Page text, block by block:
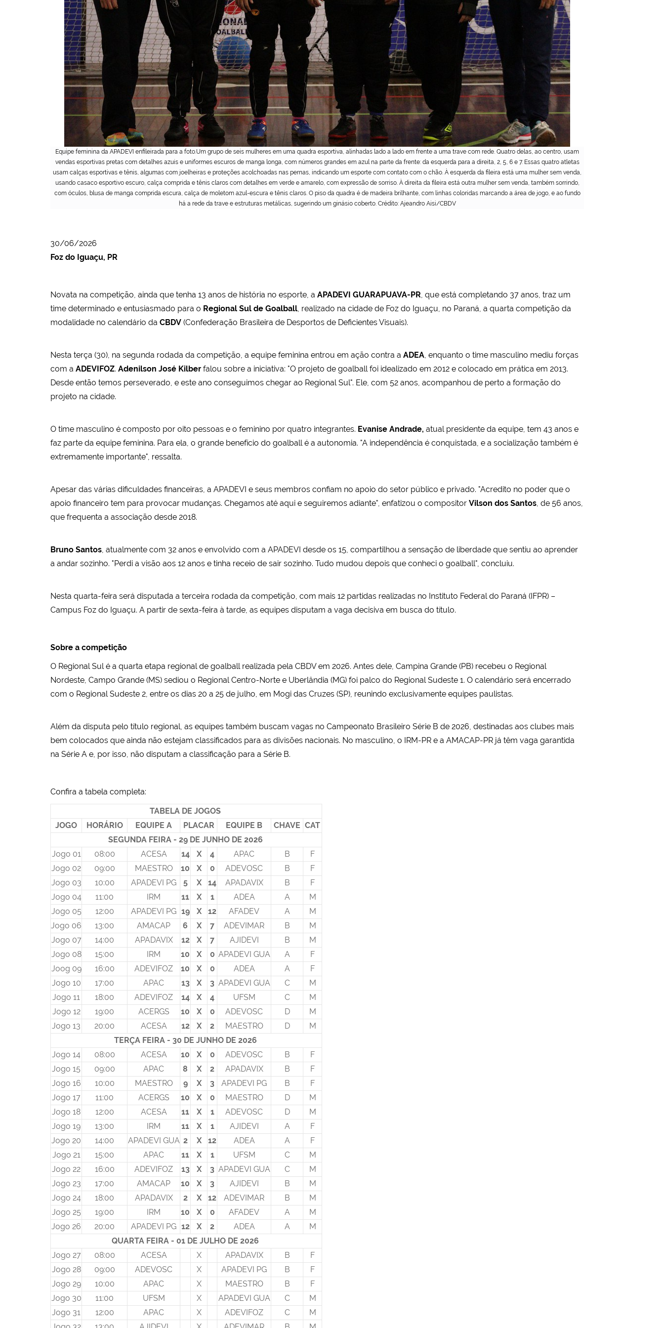
Equipe feminina da APADEVI enfileirada para a foto.Um grupo de seis mulheres em uma quadra esportiva, alinhadas lado a lado em frente a uma trave com rede. Quatro delas, ao centro, usam
vendas esportivas pretas com detalhes azuis e uniformes escuros de manga longa, com números grandes em azul na parte da frente: da esquerda para a direita, 2, 5, 6 e 7. Essas quatro atletas
usam calças esportivas e tênis, algumas com joelheiras e proteções acolchoadas nas pernas, indicando um esporte com contato com o chão. À esquerda da fileira está uma mulher sem venda,
usando casaco esportivo escuro, calça comprida e tênis claros com detalhes em verde e amarelo, com expressão de sorriso. À direita da fileira está outra mulher sem venda, também sorrindo,
com óculos, blusa de manga comprida escura, calça de moletom azul-escura e tênis claros. O piso da quadra é de madeira brilhante, com linhas coloridas marcando a área de jogo, e ao fundo
há a rede da trave e estruturas metálicas, sugerindo um ginásio coberto. Crédito: Ajeandro Aisi/CBDV
30/06/2026
Foz do Iguaçu, PR
Novata na competição, ainda que tenha 13 anos de história no esporte, a APADEVI GUARAPUAVA-PR, que está completando 37 anos, traz um
time determinado e entusiasmado para o Regional Sul de Goalball, realizado na cidade de Foz do Iguaçu, no Paraná, a quarta competição da
modalidade no calendário da CBDV (Confederação Brasileira de Desportos de Deficientes Visuais).
Nesta terça (30), na segunda rodada da competição, a equipe feminina entrou em ação contra a ADEA, enquanto o time masculino mediu forças
com a ADEVIFOZ. Adenilson José Kilber falou sobre a iniciativa: "O projeto de goalball foi idealizado em 2012 e colocado em prática em 2013.
Desde então temos perseverado, e este ano conseguimos chegar ao Regional Sul". Ele, com 52 anos, acompanhou de perto a formação do
projeto na cidade.
O time masculino é composto por oito pessoas e o feminino por quatro integrantes. Evanise Andrade, atual presidente da equipe, tem 43 anos e
faz parte da equipe feminina. Para ela, o grande benefício do goalball é a autonomia. "A independência é conquistada, e a socialização também é
extremamente importante", ressalta.
Apesar das várias dificuldades financeiras, a APADEVI e seus membros confiam no apoio do setor público e privado. "Acredito no poder que o
apoio financeiro tem para provocar mudanças. Chegamos até aqui e seguiremos adiante", enfatizou o compositor Vilson dos Santos, de 56 anos,
que frequenta a associação desde 2018.
Bruno Santos, atualmente com 32 anos e envolvido com a APADEVI desde os 15, compartilhou a sensação de liberdade que sentiu ao aprender
a andar sozinho. "Perdi a visão aos 12 anos e tinha receio de sair sozinho. Tudo mudou depois que conheci o goalball", concluiu.
Nesta quarta-feira será disputada a terceira rodada da competição, com mais 12 partidas realizadas no Instituto Federal do Paraná (IFPR) –
Campus Foz do Iguaçu. A partir de sexta-feira à tarde, as equipes disputam a vaga decisiva em busca do título.
Sobre a competição
O Regional Sul é a quarta etapa regional de goalball realizada pela CBDV em 2026. Antes dele, Campina Grande (PB) recebeu o Regional
Nordeste, Campo Grande (MS) sediou o Regional Centro-Norte e Uberlândia (MG) foi palco do Regional Sudeste 1. O calendário será encerrado
com o Regional Sudeste 2, entre os dias 20 a 25 de julho, em Mogi das Cruzes (SP), reunindo exclusivamente equipes paulistas.
Além da disputa pelo título regional, as equipes também buscam vagas no Campeonato Brasileiro Série B de 2026, destinadas aos clubes mais
bem colocados que ainda não estejam classificados para as divisões nacionais. No masculino, o IRM-PR e a AMACAP-PR já têm vaga garantida
na Série A e, por isso, não disputam a classificação para a Série B.
Confira a tabela completa:
TABELA DE JOGOS
JOGO
HORÁRIO EQUIPE A PLACAR EQUIPE B CHAVE CAT
SEGUNDA FEIRA - 29 DE JUNHO DE 2026
Jogo 01
08:00 ACESA 14 X 4 APAC B
F
Jogo 02
09:00 MAESTRO 10 X 0 ADEVOSC B
F
Jogo 03
10:00 APADEVI PG 5 X 14 APADAVIX B
F
Jogo 04
11:00 IRM 11 X 1 ADEA A
M
Jogo 05
12:00 APADEVI PG 19 X 12 AFADEV A
M
Jogo 06
13:00 AMACAP 6 X 7 ADEVIMAR B
M
Jogo 07
14:00 APADAVIX 12 X 7 AJIDEVI B
M
Jogo 08
15:00 IRM 10 X 0 APADEVI GUA A
F
Joog 09
16:00 ADEVIFOZ 10 X 0 ADEA A
F
Jogo 10
17:00 APAC 13 X 3 APADEVI GUA C
M
Jogo 11
18:00 ADEVIFOZ 14 X 4 UFSM C
M
Jogo 12
19:00 ACERGS 10 X 0 ADEVOSC D
M
Jogo 13
20:00 ACESA 12 X 2 MAESTRO D
M
TERÇA FEIRA - 30 DE JUNHO DE 2026
Jogo 14
08:00 ACESA 10 X 0 ADEVOSC B
F
Jogo 15
09:00 APAC 8 X 2 APADAVIX B
F
Jogo 16
10:00 MAESTRO 9 X 3 APADEVI PG B
F
Jogo 17
11:00 ACERGS 10 X 0 MAESTRO D
M
Jogo 18
12:00 ACESA 11 X 1 ADEVOSC D
M
Jogo 19
13:00 IRM 11 X 1 AJIDEVI A
F
Jogo 20
14:00 APADEVI GUA 2 X 12 ADEA A
F
Jogo 21
15:00 APAC 11 X 1 UFSM C
M
Jogo 22
16:00 ADEVIFOZ 13 X 3 APADEVI GUA C
M
Jogo 23
17:00 AMACAP 10 X 3 AJIDEVI B
M
Jogo 24
18:00 APADAVIX 2 X 12 ADEVIMAR B
M
Jogo 25
19:00 IRM 10 X 0 AFADEV A
M
Jogo 26
20:00 APADEVI PG 12 X 2 ADEA A
M
QUARTA FEIRA - 01 DE JULHO DE 2026
Jogo 27
08:00 ACESA X APADAVIX B
F
Jogo 28
09:00 ADEVOSC X APADEVI PG B
F
Jogo 29
10:00 APAC X MAESTRO B
F
Jogo 30
11:00 UFSM X APADEVI GUA C
M
Jogo 31
12:00 APAC X ADEVIFOZ C
M